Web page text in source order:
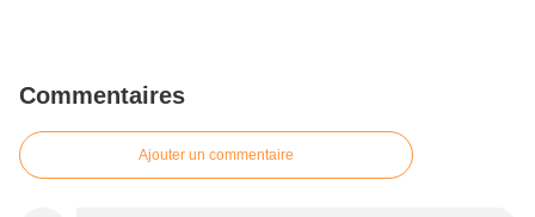
Commentaires
Ajouter un commentaire